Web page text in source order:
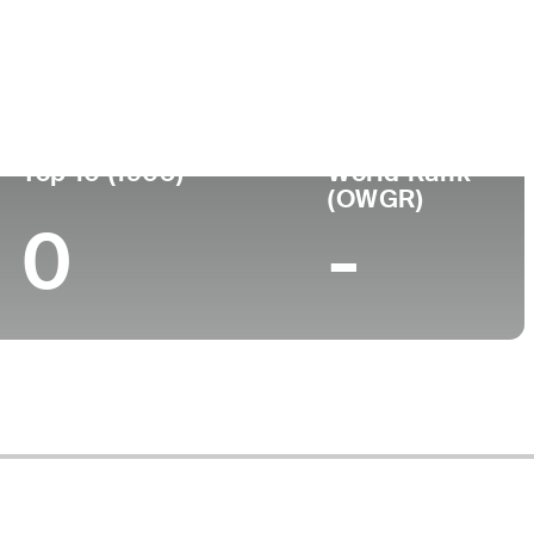
Top 10 (1905)
0
World Rank
(OWGR)
-